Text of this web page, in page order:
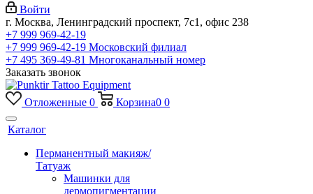
Войти
г. Москва, Ленинградский проспект, 7с1, офис 238
+7 999 969-42-19
+7 999 969-42-19 Московский филиал
+7 495 369-49-81 Многоканальный номер
Заказать звонок
Отложенные 0 Корзина0 0
Каталог
Перманентный макияж/
Татуаж
Машинки для
дермопигментации